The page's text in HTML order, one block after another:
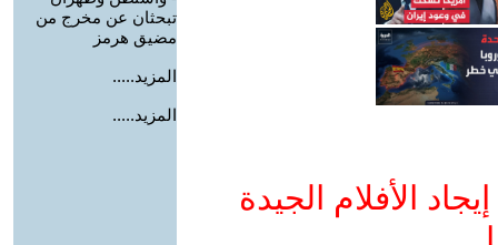
الأفلام الجيدة
تبحثان عن مخرج من
مضيق هرمز
المزيد.....
المزيد.....